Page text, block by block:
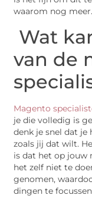
waarom nog meer.
Wat
van de
Magento
je die volledig is
denk je snel dat
zoals jij dat wilt.
is dat het op jouw
het zelf niet te
genomen,
dingen te